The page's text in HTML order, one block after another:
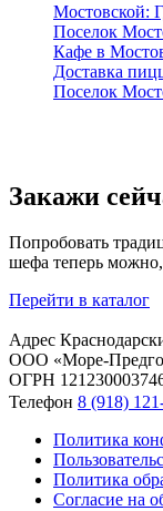
Мостовской:
Поселок
Кафе в
Доставка
Поселок
Закажи
Попробовать
шефа теперь
Перейти в каталог
Адрес
ООО «Море-
ОГРН
Телефон 8 (918)
Политика
Политика
Согласие на